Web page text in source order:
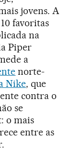
jovens. A
favoritas
na
Piper
a
norte-
Nike, que
contra o
se
o mais
entre as